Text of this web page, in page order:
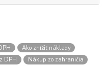
Ako znížiť náklady
DPH
Nákup zo zahraničia